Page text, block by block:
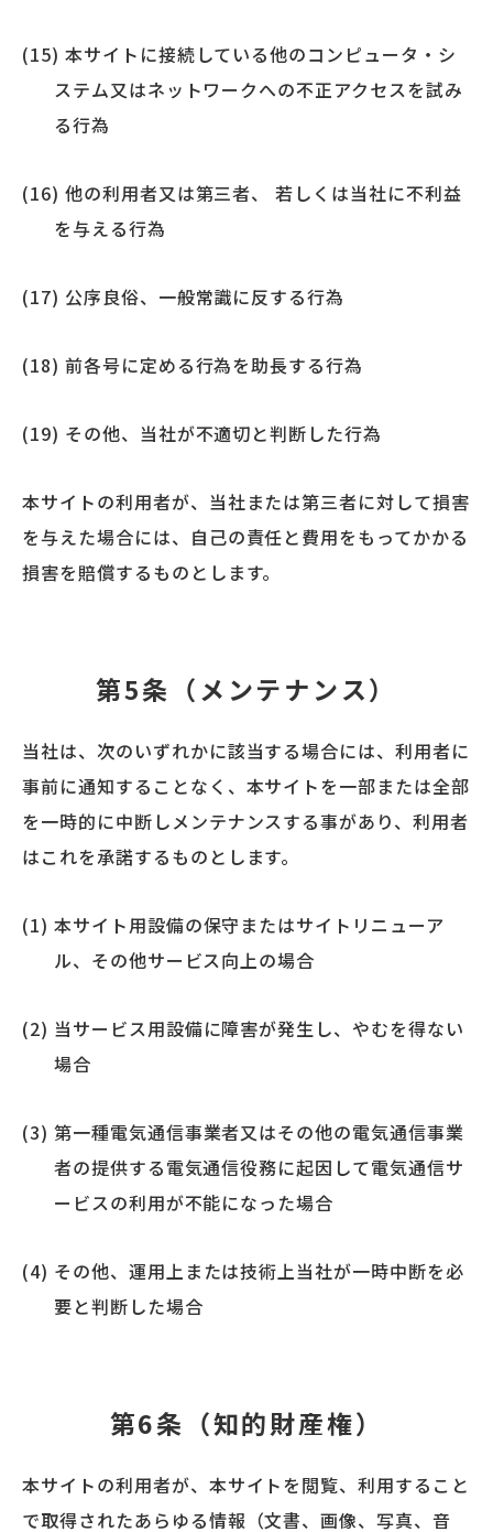
本サイトに接続している他のコンピュータ・シ
ステム又はネットワークへの不正アクセスを試み
る行為
他の利用者又は第三者、 若しくは当社に不利益
を与える行為
公序良俗、一般常識に反する行為
前各号に定める行為を助長する行為
その他、当社が不適切と判断した行為
本サイトの利用者が、当社または第三者に対して損害
を与えた場合には、自己の責任と費用をもってかかる
損害を賠償するものとします。
第5条（メンテナンス）
当社は、次のいずれかに該当する場合には、利用者に
事前に通知することなく、本サイトを一部または全部
を一時的に中断しメンテナンスする事があり、利用者
はこれを承諾するものとします。
本サイト用設備の保守またはサイトリニューア
ル、その他サービス向上の場合
当サービス用設備に障害が発生し、やむを得ない
場合
第一種電気通信事業者又はその他の電気通信事業
者の提供する電気通信役務に起因して電気通信サ
ービスの利用が不能になった場合
その他、運用上または技術上当社が一時中断を必
要と判断した場合
第6条（知的財産権）
本サイトの利用者が、本サイトを閲覧、利用すること
で取得されたあらゆる情報（文書、画像、写真、音